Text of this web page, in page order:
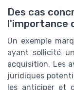
Des cas
l'importance
Un exemple
ayant sollicité
acquisition. Les
juridiques
les anticiper et